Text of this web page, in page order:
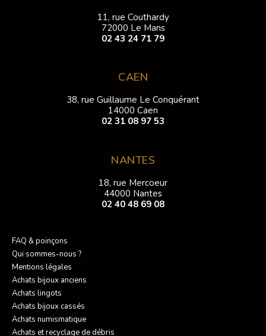
11, rue Couthardy
72000 Le Mans
02 43 24 71 79
CAEN
38, rue Guillaume Le Conquérant
14000 Caen
02 31 08 97 53
NANTES
18, rue Mercoeur
44000 Nantes
02 40 48 69 08
FAQ & poinçons
Qui sommes-nous ?
Mentions légales
Achats bijoux anciens
Achats lingots
Achats bijoux cassés
Achats numismatique
Achats et recyclage de débris